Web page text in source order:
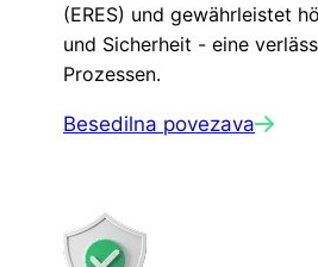
(ERES) und gewährleistet
und Sicherheit - eine
Prozessen.
Besedilna povezava